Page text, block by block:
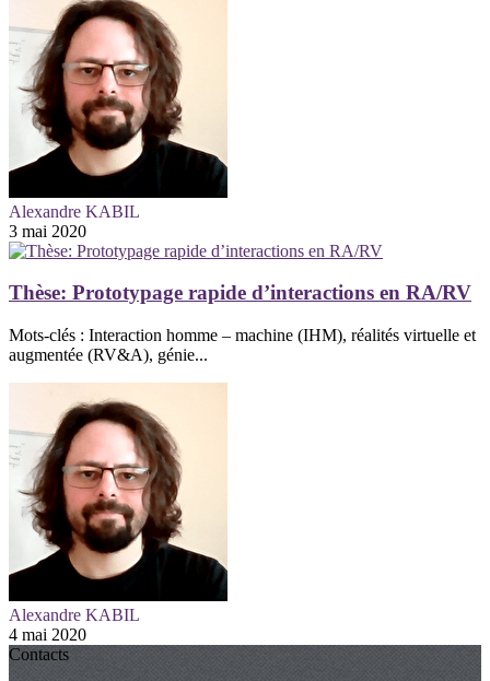
Alexandre KABIL
3 mai 2020
Thèse: Prototypage rapide d’interactions en RA/RV
Mots-clés : Interaction homme – machine (IHM), réalités virtuelle et
augmentée (RV&A), génie...
Alexandre KABIL
4 mai 2020
Contacts